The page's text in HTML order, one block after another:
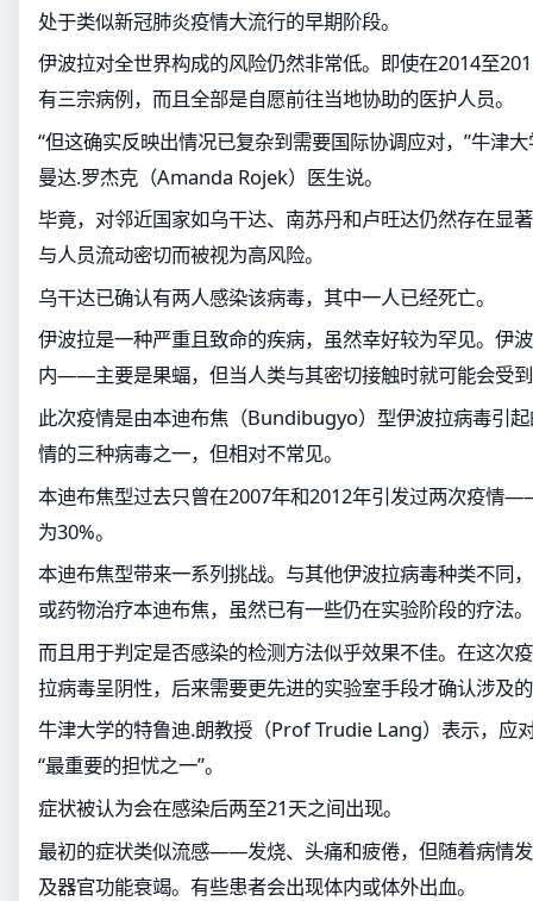
处于类似新冠肺炎疫情大流行的早期阶段。
伊波拉对全世界构成的风险仍然非常低。即使在2014至
有三宗病例，而且全部是自愿前往当地协助的医护人员。
“但这确实反映出情况已复杂到需要国际协调应对，”牛津
曼达.罗杰克（Amanda Rojek）医生说。
毕竟，对邻近国家如乌干达、南苏丹和卢旺达仍然存在显
与人员流动密切而被视为高风险。
乌干达已确认有两人感染该病毒，其中一人已经死亡。
伊波拉是一种严重且致命的疾病，虽然幸好较为罕见。伊
内——主要是果蝠，但当人类与其密切接触时就可能会受
此次疫情是由本迪布焦（Bundibugyo）型伊波拉病毒引
情的三种病毒之一，但相对不常见。
本迪布焦型过去只曾在2007年和2012年引发过两次疫情
为30%。
本迪布焦型带来一系列挑战。与其他伊波拉病毒种类不同
或药物治疗本迪布焦，虽然已有一些仍在实验阶段的疗法。
而且用于判定是否感染的检测方法似乎效果不佳。在这次
拉病毒呈阴性，后来需要更先进的实验室手段才确认涉及
牛津大学的特鲁迪.朗教授（Prof Trudie Lang）表示，应
“最重要的担忧之一”。
症状被认为会在感染后两至21天之间出现。
最初的症状类似流感——发烧、头痛和疲倦，但随着病情
及器官功能衰竭。有些患者会出现体内或体外出血。